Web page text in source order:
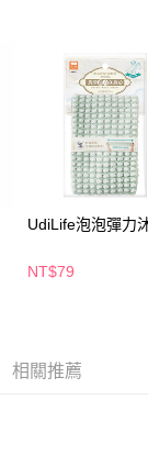
可透過四大超商／
。
取消訂單，請聯絡
需透過AFTEE先享
示為準，若有關於
「AFTEE先享後付
home
付」服務完成之交
惡意使用之情形，
UdiLife泡泡彈力
NT$79
相關推薦